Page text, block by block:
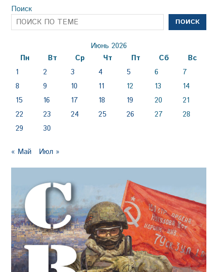
Поиск
ПОИСК
Июнь 2026
Пн
Вт Ср Чт Пт Сб
Вс
1
2 3 4 5 6
7
8
9 10 11 12 13
14
15
16 17 18 19 20
21
22
23 24 25 26 27
28
29
30
« Май Июл »